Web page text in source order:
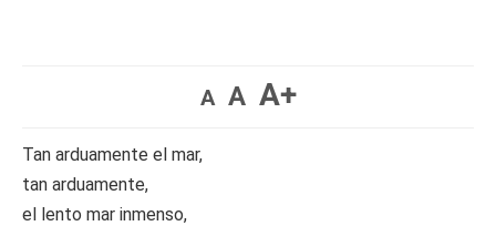
A A A+
Tan arduamente el mar,
tan arduamente,
el lento mar inmenso,